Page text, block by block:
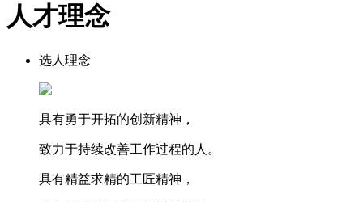
人才理念
选人理念
具有勇于开拓的创新精神，
致力于持续改善工作过程的人。
具有精益求精的工匠精神，